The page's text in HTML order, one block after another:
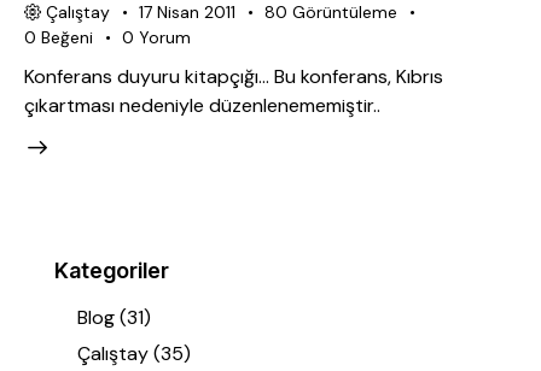
Çalıştay 17 Nisan 2011 80 Görüntüleme
0 Beğeni 0 Yorum
Konferans duyuru kitapçığı... Bu konferans, Kıbrıs
çıkartması nedeniyle düzenlenememiştir..
Kategoriler
Blog(31)
Çalıştay(35)